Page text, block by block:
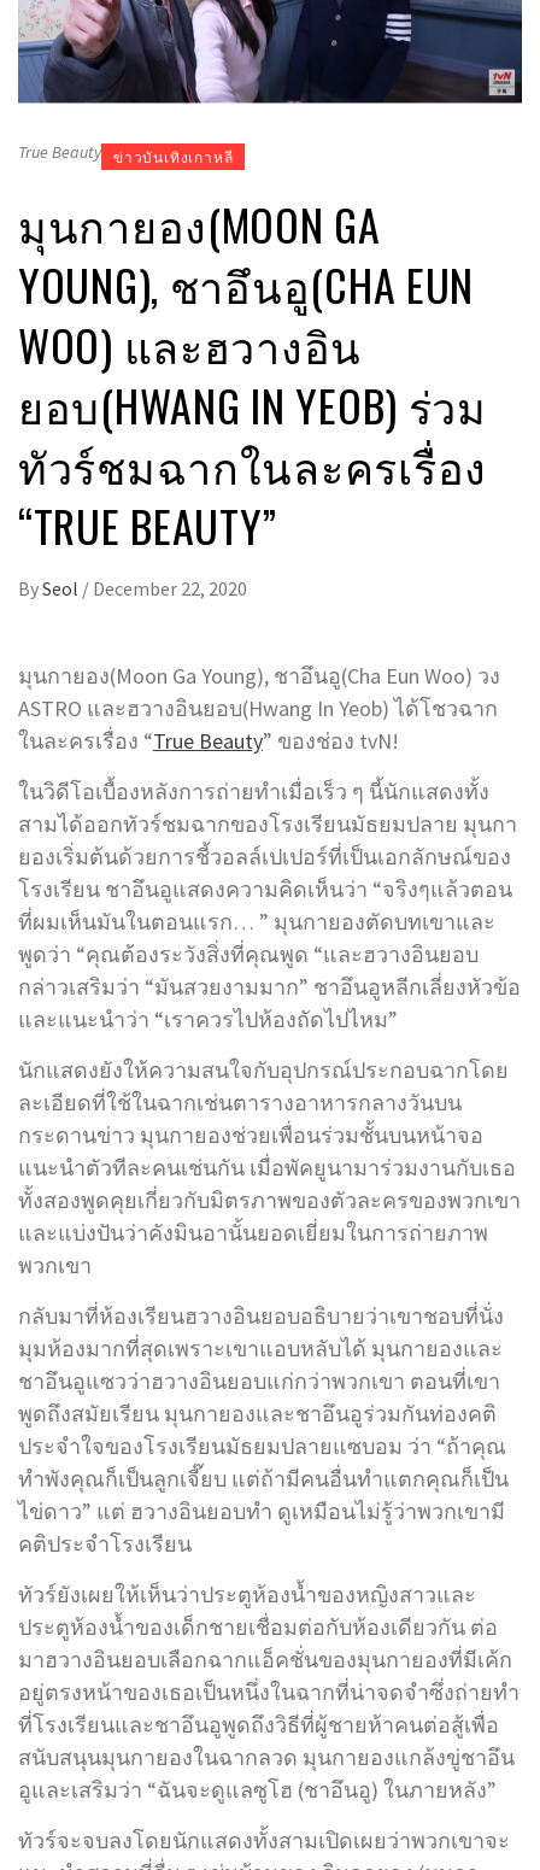
True Beauty ข่าวบันเทิงเกาหลี
มุนกายอง(MOON GA
YOUNG), ชาอึนอู(CHA EUN
WOO) และฮวางอิน
ยอบ(HWANG IN YEOB) ร่วม
ทัวร์ชมฉากในละครเรื่อง
“TRUE BEAUTY”
BySeol / December 22, 2020
มุนกายอง(Moon Ga Young), ชาอึนอู(Cha Eun Woo) วง
ASTRO และฮวางอินยอบ(Hwang In Yeob) ได้โชวฉาก
ในละครเรื่อง “True Beauty” ของช่อง tvN!
ในวิดีโอเบื้องหลังการถ่ายทำเมื่อเร็ว ๆ นี้นักแสดงทั้ง
สามได้ออกทัวร์ชมฉากของโรงเรียนมัธยมปลาย มุนกา
ยองเริ่มต้นด้วยการชี้วอลล์เปเปอร์ที่เป็นเอกลักษณ์ของ
โรงเรียน ชาอึนอูแสดงความคิดเห็นว่า “จริงๆแล้วตอน
ที่ผมเห็นมันในตอนแรก… ” มุนกายองตัดบทเขาและ
พูดว่า “คุณต้องระวังสิ่งที่คุณพูด “และฮวางอินยอบ
กล่าวเสริมว่า “มันสวยงามมาก” ชาอึนอูหลีกเลี่ยงหัวข้อ
และแนะนำว่า “เราควรไปห้องถัดไปไหม”
นักแสดงยังให้ความสนใจกับอุปกรณ์ประกอบฉากโดย
ละเอียดที่ใช้ในฉากเช่นตารางอาหารกลางวันบน
กระดานข่าว มุนกายองช่วยเพื่อนร่วมชั้นบนหน้าจอ
แนะนำตัวทีละคนเช่นกัน เมื่อพัคยูนามาร่วมงานกับเธอ
ทั้งสองพูดคุยเกี่ยวกับมิตรภาพของตัวละครของพวกเขา
และแบ่งปันว่าคังมินอานั้นยอดเยี่ยมในการถ่ายภาพ
พวกเขา
กลับมาที่ห้องเรียนฮวางอินยอบอธิบายว่าเขาชอบที่นั่ง
มุมห้องมากที่สุดเพราะเขาแอบหลับได้ มุนกายองและ
ชาอึนอูแซวว่าฮวางอินยอบแก่กว่าพวกเขา ตอนที่เขา
พูดถึงสมัยเรียน มุนกายองและชาอึนอูร่วมกันท่องคติ
ประจำใจของโรงเรียนมัธยมปลายแซบอม ว่า “ถ้าคุณ
ทำพังคุณก็เป็นลูกเจี๊ยบ แต่ถ้ามีคนอื่นทำแตกคุณก็เป็น
ไข่ดาว” แต่ ฮวางอินยอบทำ ดูเหมือนไม่รู้ว่าพวกเขามี
คติประจำโรงเรียน
ทัวร์ยังเผยให้เห็นว่าประตูห้องน้ำของหญิงสาวและ
ประตูห้องน้ำของเด็กชายเชื่อมต่อกับห้องเดียวกัน ต่อ
มาฮวางอินยอบเลือกฉากแอ็คชั่นของมุนกายองที่มีเค้ก
อยู่ตรงหน้าของเธอเป็นหนึ่งในฉากที่น่าจดจำซึ่งถ่ายทำ
ที่โรงเรียนและชาอึนอูพูดถึงวิธีที่ผู้ชายห้าคนต่อสู้เพื่อ
สนับสนุนมุนกายองในฉากลวด มุนกายองแกล้งขู่ชาอึน
อูและเสริมว่า “ฉันจะดูแลซูโฮ (ชาอึนอู) ในภายหลัง”
ทัวร์จะจบลงโดยนักแสดงทั้งสามเปิดเผยว่าพวกเขาจะ